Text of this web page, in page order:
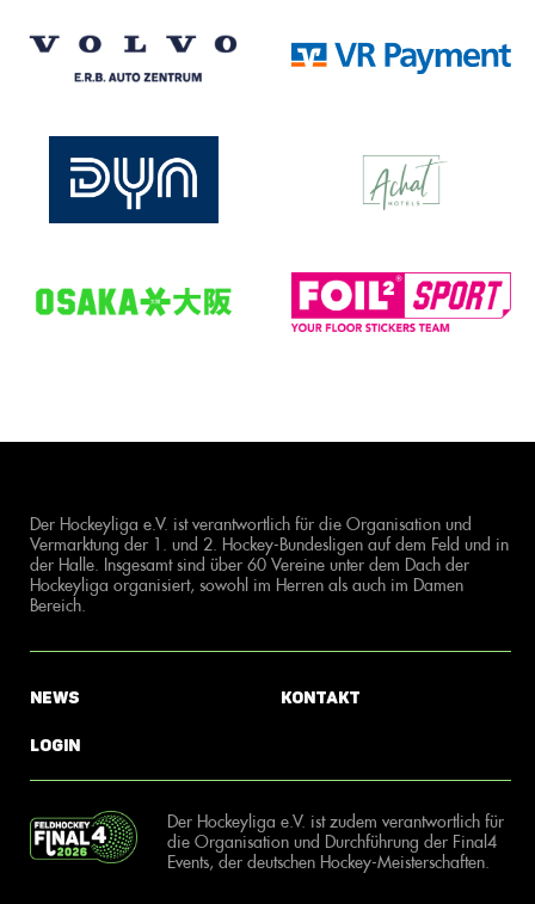
Der Hockeyliga e.V. ist verantwortlich für die Organisation und
Vermarktung der 1. und 2. Hockey-Bundesligen auf dem Feld und in
der Halle. Insgesamt sind über 60 Vereine unter dem Dach der
Hockeyliga organisiert, sowohl im Herren als auch im Damen
Bereich.
News
Login
Kontakt
Der Hockeyliga e.V. ist zudem verantwortlich für
die Organisation und Durchführung der Final4
Events, der deutschen Hockey-Meisterschaften.